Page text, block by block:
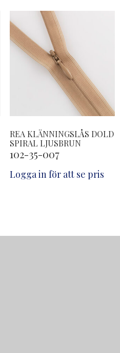
REA KLÄNNINGSLÅS DOLD
SPIRAL LJUSBRUN
102-35-007
Logga in för att se pris